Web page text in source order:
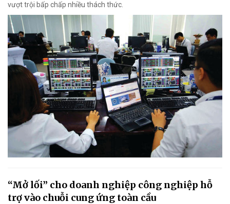
vượt trội bấp chấp nhiều thách thức.
“Mở lối” cho doanh nghiệp công nghiệp hỗ
trợ vào chuỗi cung ứng toàn cầu